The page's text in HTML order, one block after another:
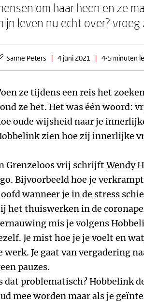
om haar heen en ze
leven nu echt over? vroeg
Sanne Peters | 4 juni 2021 | 4-5 minuten
ze tijdens een reis het
ze het. Het was één woord:
oude wijsheid naar je
zien hoe zij innerlijke
Grenzeloos vrij schrijftWendy
Bijvoorbeeld hoe je
wanneer je in de stress
het thuiswerken in de
mis je volgens
Je mist hoe je je voelt en
werk. Je gaat van vergadering
pauzes.
dat problematisch? Hobbelink
mee worden maar als je